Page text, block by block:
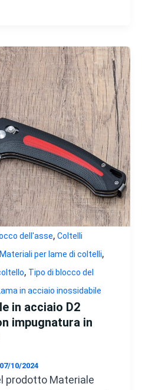
dell'asse, Coltelli
Materiali per lame di coltelli,
, Tipo di blocco del
in acciaio inossidabile
in acciaio D2
impugnatura in
07/10/2024
prodotto Materiale